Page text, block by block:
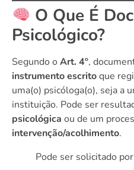
O Que É
Psicológico?
Segundo oArt. 4º,
instrumento escritoque
uma(o) psicóloga(o), seja a
instituição. Pode ser
psicológica ou de um
intervenção/acolhimento.
Pode ser solicitado